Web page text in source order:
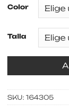
Color
Talla
SKU: 164305